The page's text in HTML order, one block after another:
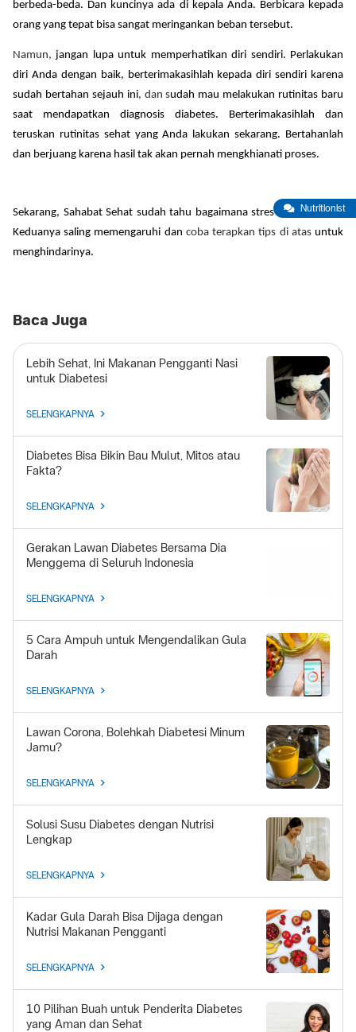
berbeda-beda. Dan kuncinya ada di kepala Anda. Berbicara kepada
orang yang tepat bisa sangat meringankan beban tersebut.
Namun, jangan lupa untuk memperhatikan diri sendiri. Perlakukan
diri Anda dengan baik, berterimakasihlah kepada diri sendiri karena
sudah bertahan sejauh ini, dan sudah mau melakukan rutinitas baru
saat mendapatkan diagnosis diabetes. Berterimakasihlah dan
teruskan rutinitas sehat yang Anda lakukan sekarang. Bertahanlah
dan berjuang karena hasil tak akan pernah mengkhianati proses.
Sekarang, Sahabat Sehat sudah tahu bagaimana stres dan diabetes.
Keduanya saling memengaruhi dan coba terapkan tips di atasuntuk
menghindarinya.
Baca Juga
Lebih Sehat, Ini Makanan Pengganti Nasi
untuk Diabetesi
SELENGKAPNYA
Diabetes Bisa Bikin Bau Mulut, Mitos atau
Fakta?
SELENGKAPNYA
Gerakan Lawan Diabetes Bersama Dia
Menggema di Seluruh Indonesia
SELENGKAPNYA
5 Cara Ampuh untuk Mengendalikan Gula
Darah
SELENGKAPNYA
Lawan Corona, Bolehkah Diabetesi Minum
Jamu?
SELENGKAPNYA
Solusi Susu Diabetes dengan Nutrisi
Lengkap
SELENGKAPNYA
Kadar Gula Darah Bisa Dijaga dengan
Nutrisi Makanan Pengganti
SELENGKAPNYA
10 Pilihan Buah untuk Penderita Diabetes
yang Aman dan Sehat
Nutritionist